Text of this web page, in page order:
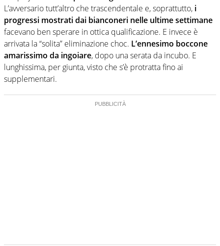
L’avversario tutt’altro che trascendentale e, soprattutto, i
progressi mostrati dai bianconeri nelle ultime settimane
facevano ben sperare in ottica qualificazione. E invece è
arrivata la “solita” eliminazione choc. L’ennesimo boccone
amarissimo da ingoiare, dopo una serata da incubo. E
lunghissima, per giunta, visto che s’è protratta fino ai
supplementari.